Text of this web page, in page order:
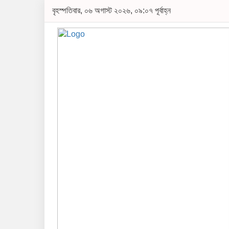
বৃহস্পতিবার, ০৬ অগাস্ট ২০২৬, ০৯:০৭ পূর্বাহ্ন